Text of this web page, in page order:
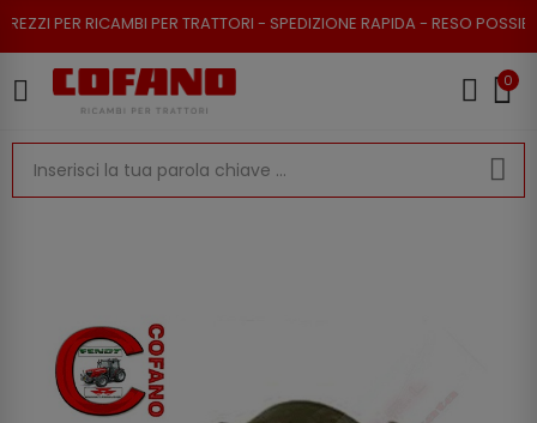
PER RICAMBI PER TRATTORI - SPEDIZIONE RAPIDA - RESO POSSIBILE
0